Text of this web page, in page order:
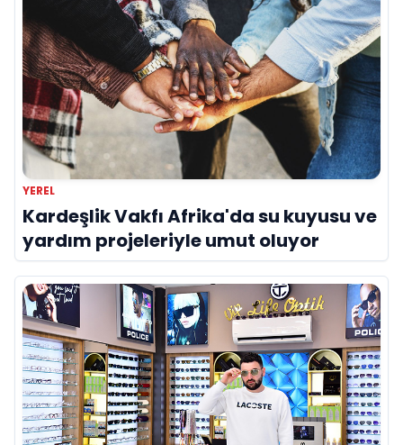
YEREL
Kardeşlik Vakfı Afrika'da su kuyusu ve
yardım projeleriyle umut oluyor